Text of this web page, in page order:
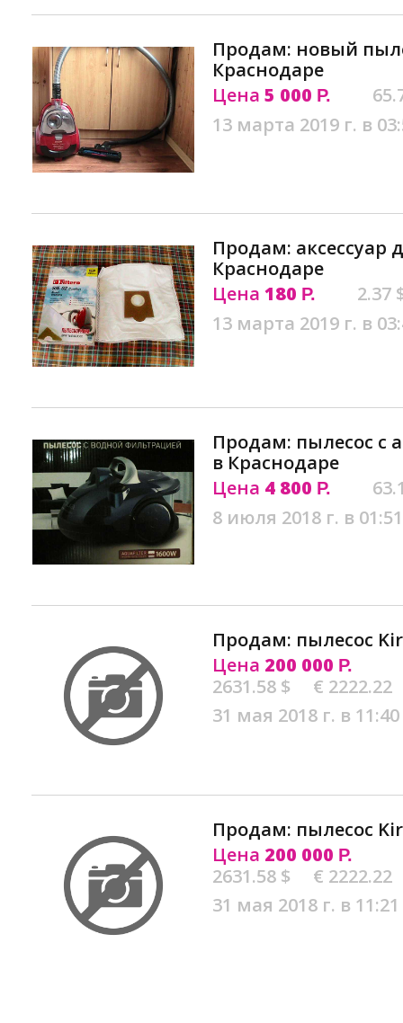
Продам: новый
Краснодаре
Цена 5 000 Р.
13 марта 2019 г. в
Продам: аксессуар
Краснодаре
Цена 180 Р.
2.37
13 марта 2019 г. в
Продам: пылесос с
в Краснодаре
Цена 4 800 Р.
8 июля 2018 г. в 01:51
Продам: пылесос
Цена 200 000 Р.
2631.58 $
€ 2222.22
31 мая 2018 г. в 11:40
Продам: пылесос
Цена 200 000 Р.
2631.58 $
€ 2222.22
31 мая 2018 г. в 11:21